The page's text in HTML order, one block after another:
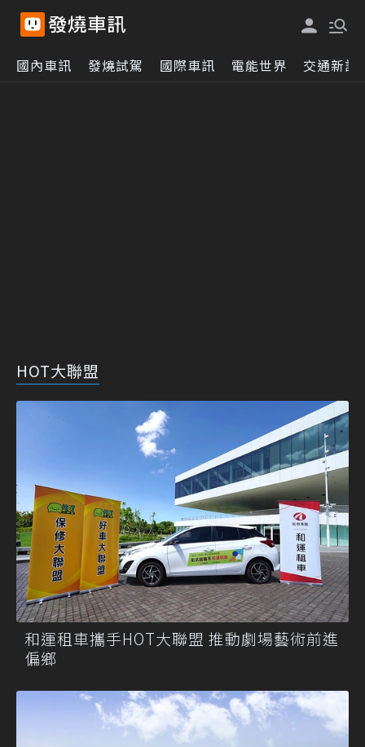
國內車訊 發燒試駕 國際車訊 電能世界 交通新訊
HOT大聯盟
和運租車攜手HOT大聯盟 推動劇場藝術前進
偏鄉